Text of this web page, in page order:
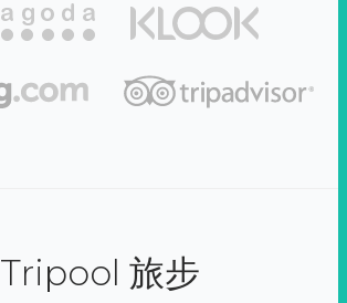
Tripool 旅步